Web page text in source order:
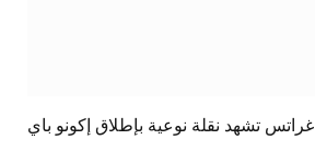
غراتس تشهد نقلة نوعية بإطلاق إكونو باي